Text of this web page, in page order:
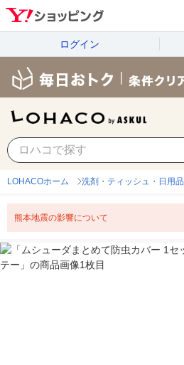
ログイン
LOHACOホーム 洗剤・ティッシュ・日用品
熊本地震の影響について